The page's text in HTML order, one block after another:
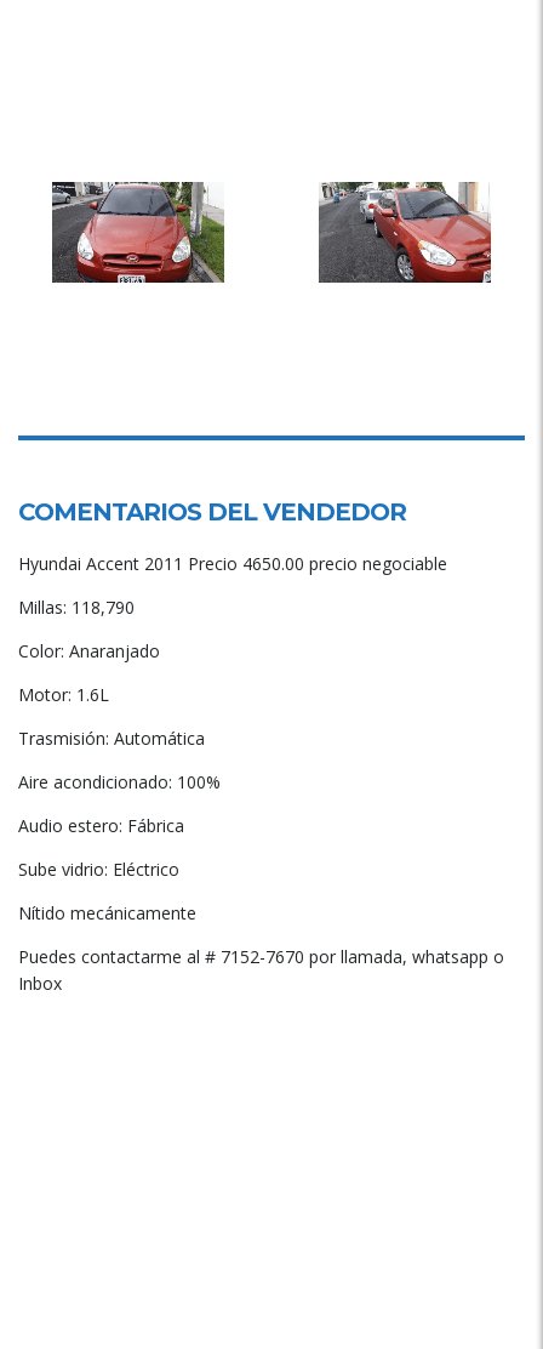
COMENTARIOS DEL VENDEDOR
Hyundai Accent 2011 Precio 4650.00 precio negociable
Millas: 118,790
Color: Anaranjado
Motor: 1.6L
Trasmisión: Automática
Aire acondicionado: 100%
Audio estero: Fábrica
Sube vidrio: Eléctrico
Nítido mecánicamente
Puedes contactarme al # 7152-7670 por llamada, whatsapp o
Inbox